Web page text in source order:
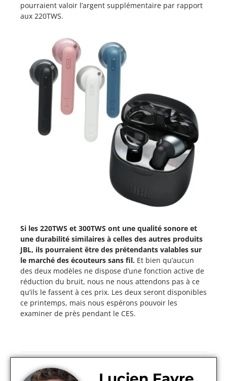
pourraient valoir l’argent supplémentaire par rapport
aux 220TWS.
Si les 220TWS et 300TWS ont une qualité sonore et
une durabilité similaires à celles des autres produits
JBL, ils pourraient être des prétendants valables sur
le marché des écouteurs sans fil. Et bien qu’aucun
des deux modèles ne dispose d’une fonction active de
réduction du bruit, nous ne nous attendons pas à ce
qu’ils le fassent à ces prix. Les deux seront disponibles
ce printemps, mais nous espérons pouvoir les
examiner de près pendant le CES.